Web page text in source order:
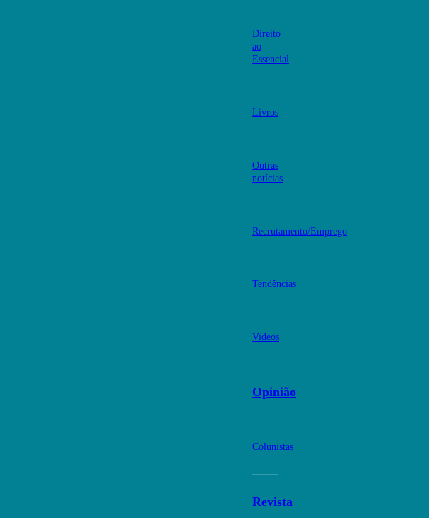
Direito
ao
Essencial
Livros
Outras
notícias
Recrutamento/Emprego
Tendências
Videos
Opinião
Colunistas
Revista